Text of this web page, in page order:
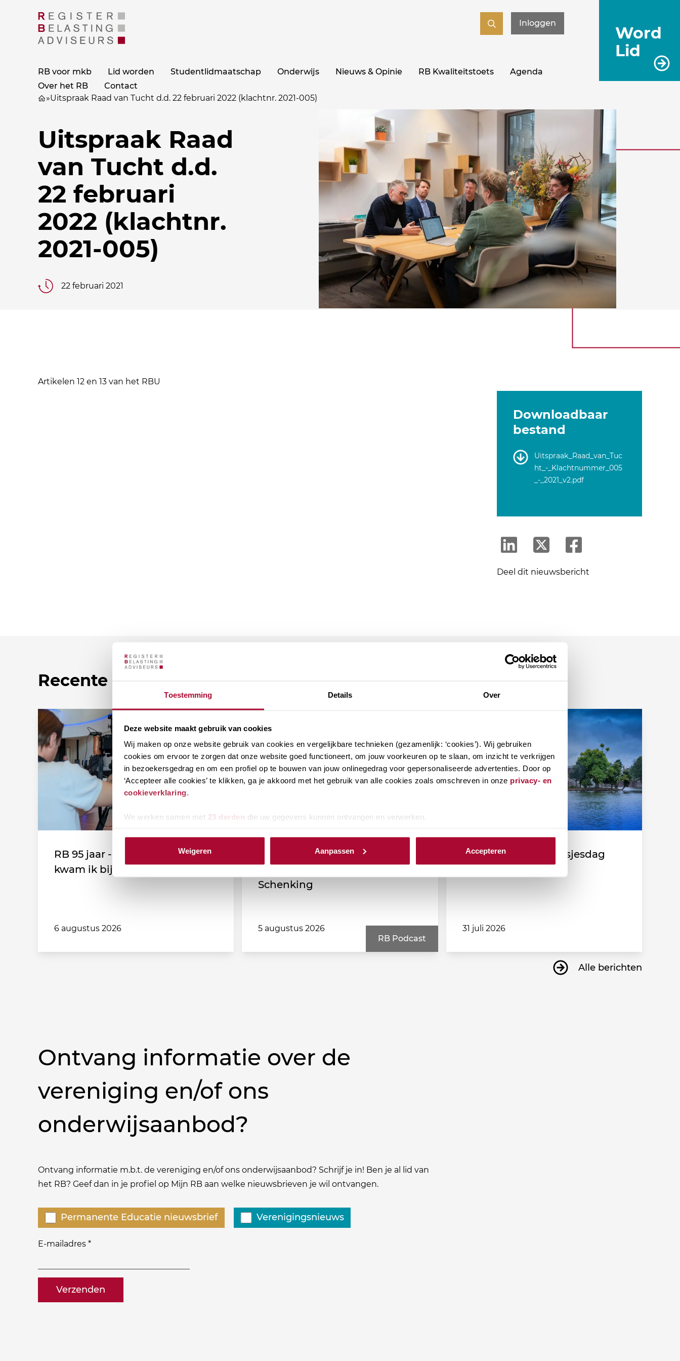
Toestemming Details Over
Deze website maakt gebruik van cookies
Wij maken op onze website gebruik van cookies en vergelijkbare technieken (gezamenlijk: ‘cookies’). Wij gebruiken
cookies om ervoor te zorgen dat onze website goed functioneert, om jouw voorkeuren op te slaan, om inzicht te verkrijgen
in bezoekersgedrag en om een profiel op te bouwen van jouw onlinegedrag voor gepersonaliseerde advertenties. Door op
‘Accepteer alle cookies’ te klikken, ga je akkoord met het gebruik van alle cookies zoals omschreven in onze privacy- en
cookieverklaring.
We werken samen met 23 derden die uw gegevens kunnen ontvangen en verwerken.
Weigeren Aanpassen Accepteren
Word
Lid
Inloggen
RB voor mkb Lid worden Studentlidmaatschap Onderwijs Nieuws & Opinie RB Kwaliteitstoets
Agenda
Over het RB
Contact
»Uitspraak Raad van Tucht d.d. 22 februari 2022 (klachtnr. 2021-005)
Uitspraak Raad
van Tucht d.d.
22 februari
2022 (klachtnr.
2021-005)
22 februari 2021
Artikelen 12 en 13 van het RBU
Downloadbaar
bestand
Uitspraak_Raad_van_Tuc
ht_-_Klachtnummer_005
_-_2021_v2.pdf
Deel dit nieuwsbericht
Recente nieuwsberichten
RB 95 jaar - Leden vertellen: Zo
kwam ik bij de vereniging!
6 augustus 2026
RB Podcast (afl. 172): Notaris
Schenking
5 augustus 2026
RB Podcast
Fiscale duiding Prinsjesdag
31 juli 2026
Alle berichten
Ontvang informatie over de
vereniging en/of ons
onderwijsaanbod?
Ontvang informatie m.b.t. de vereniging en/of ons onderwijsaanbod? Schrijf je in! Ben je al lid van
het RB? Geef dan in je profiel op Mijn RB aan welke nieuwsbrieven je wil ontvangen.
E-mailadres *
naam@bedrijf.nl
Welke
nieuwsbrieven
zou
willen
ontvangen?
Permanente Educatie nieuwsbrief Verenigingsnieuws